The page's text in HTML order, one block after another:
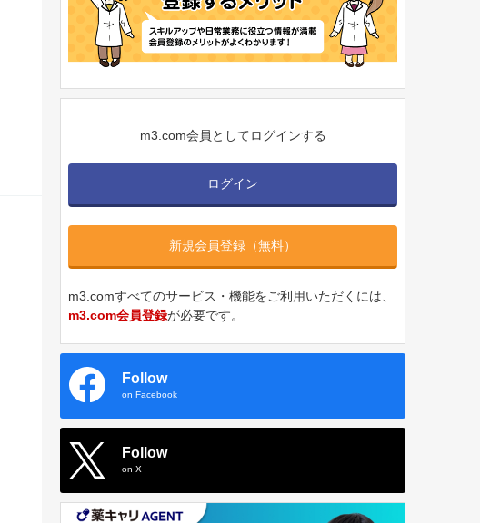
m3.com会員としてログインする
ログイン
新規会員登録（無料）
m3.comすべてのサービス・機能をご利用いただくには、
m3.com会員登録が必要です。
Follow
on Facebook
Follow
on X